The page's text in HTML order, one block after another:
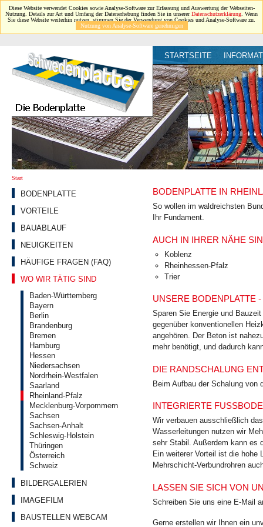
Diese Website verwendet Cookies sowie Analyse-Software zur Erfassung und Auswertung der Webseiten-
Nutzung. Details zur Art und Umfang der Datenerhebung finden Sie in unsererDatenschutzerklärung . Wenn
Sie diese Website weiterhin nutzen, stimmen Sie der Verwendung von Cookies und Analyse-Software zu.
Nutzung von Analyse-Software genehmigen
STARTSEITE
Start
BODENPLATTE
VORTEILE
BAUABLAUF
NEUIGKEITEN
HÄUFIGE FRAGEN (FAQ)
WO WIR TÄTIG SIND
Baden-Württemberg
Bayern
Berlin
Brandenburg
Bremen
Hamburg
Hessen
Niedersachsen
Nordrhein-Westfalen
Saarland
Rheinland-Pfalz
Mecklenburg-Vorpommern
Sachsen
Sachsen-Anhalt
Schleswig-Holstein
Thüringen
Österreich
Schweiz
BILDERGALERIEN
IMAGEFILM
BAUSTELLEN WEBCAM
BODENPLATTE IN
So wollen im waldreichsten
Ihr Fundament.
AUCH IN IHRER NÄHE
Koblenz
Rheinhessen-Pfalz
Trier
UNSERE BODENPLATTE
Sparen Sie Energie und
gegenüber konventionellen
angehören. Der Beton ist
mehr benötigt, und dadurch
DIE RANDSCHALUNG
Beim Aufbau der Schalung von
INTEGRIERTE
Wir verbauen ausschließlich
Wasserleitungen nutzen wir
sehr Stabil. Außerdem kann es
Ein weiterer Vorteil ist die hohe
Mehrschicht-Verbundrohren
LASSEN SIE SICH VON
Schreiben Sie uns eine E-Mail
Gerne erstellen wir Ihnen ein